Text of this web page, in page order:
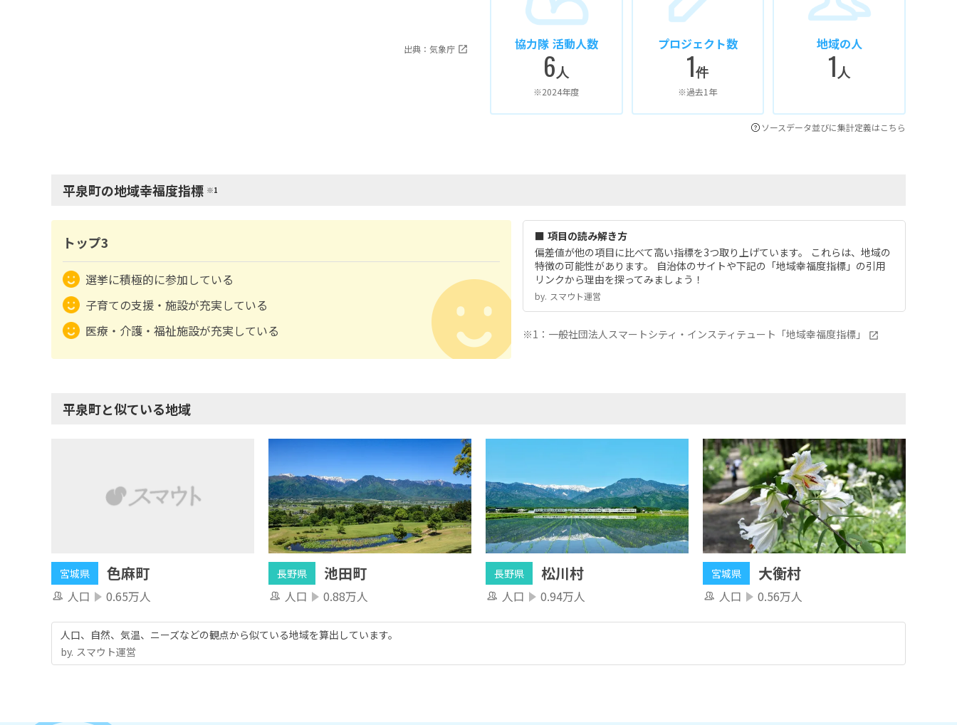
出典：気象庁 協力隊 活動人数
6人
※2024年度
プロジェクト数
1件
※過去1年
地域の人
1 人
ソースデータ並びに集計定義はこちら
平泉町の地域幸福度指標 ※1
トップ3
選挙に積極的に参加している
子育ての支援・施設が充実している
医療・介護・福祉施設が充実している
■ 項目の読み解き方
偏差値が他の項目に比べて高い指標を3つ取り上げています。 これらは、地域の
特徴の可能性があります。 自治体のサイトや下記の「地域幸福度指標」の引用
リンクから理由を探ってみましょう！
by.︎ スマウト運営
※1：一般社団法人スマートシティ・インスティテュート「地域幸福度指標」
平泉町と似ている地域
宮城県 色麻町
人口 0.65万人
長野県 池田町
人口 0.88万人
長野県 松川村
人口 0.94万人
宮城県 大衡村
人口 0.56万人
人口、自然、気温、ニーズなどの観点から似ている地域を算出しています。
by.︎ スマウト運営